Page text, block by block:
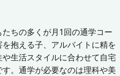
ちの多くが月1回の通学コー
抱える子、アルバイトに精を
生活スタイルに合わせて自宅
。通学が必要なのは理科や美